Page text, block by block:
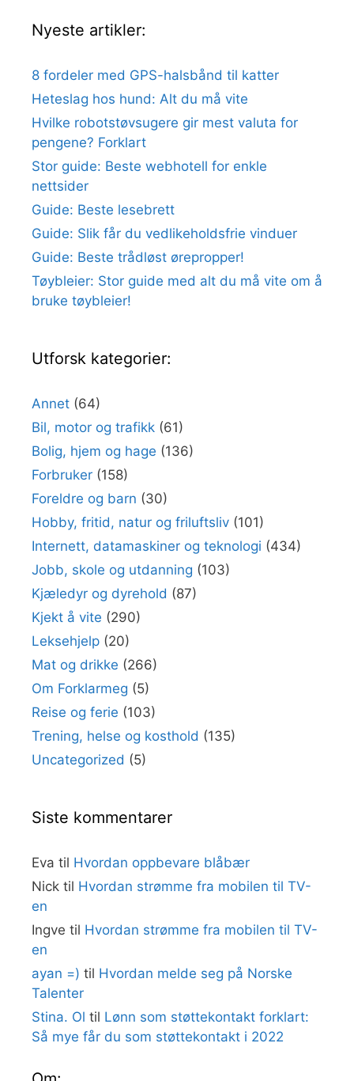
Nyeste artikler:
8 fordeler med GPS-halsbånd til katter
Heteslag hos hund: Alt du må vite
Hvilke robotstøvsugere gir mest valuta for
pengene? Forklart
Stor guide: Beste webhotell for enkle
nettsider
Guide: Beste lesebrett
Guide: Slik får du vedlikeholdsfrie vinduer
Guide: Beste trådløst ørepropper!
Tøybleier: Stor guide med alt du må vite om å
bruke tøybleier!
Utforsk kategorier:
Annet (64)
Bil, motor og trafikk (61)
Bolig, hjem og hage (136)
Forbruker (158)
Foreldre og barn (30)
Hobby, fritid, natur og friluftsliv (101)
Internett, datamaskiner og teknologi (434)
Jobb, skole og utdanning (103)
Kjæledyr og dyrehold (87)
Kjekt å vite (290)
Leksehjelp (20)
Mat og drikke (266)
Om Forklarmeg (5)
Reise og ferie (103)
Trening, helse og kosthold (135)
Uncategorized (5)
Siste kommentarer
Eva til Hvordan oppbevare blåbær
Nick til Hvordan strømme fra mobilen til TV-
en
Ingve til Hvordan strømme fra mobilen til TV-
en
ayan =) til Hvordan melde seg på Norske
Talenter
Stina. Ol til Lønn som støttekontakt forklart:
Så mye får du som støttekontakt i 2022